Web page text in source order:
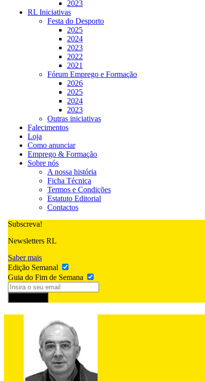
2023
RL Iniciativas
Festa do Desporto
2025
2024
2023
2022
2021
Fórum Emprego e Formação
2026
2025
2024
2023
Outras iniciativas
Falecimentos
Loja
Como anunciar
Emprego & Formação
Sobre nós
A nossa história
Ficha Técnica
Termos e Condições
Estatuto Editorial
Contactos
Subscreva!
Newsletters RL
Saber mais
Edição Semanal
Guia do Fim de Semana